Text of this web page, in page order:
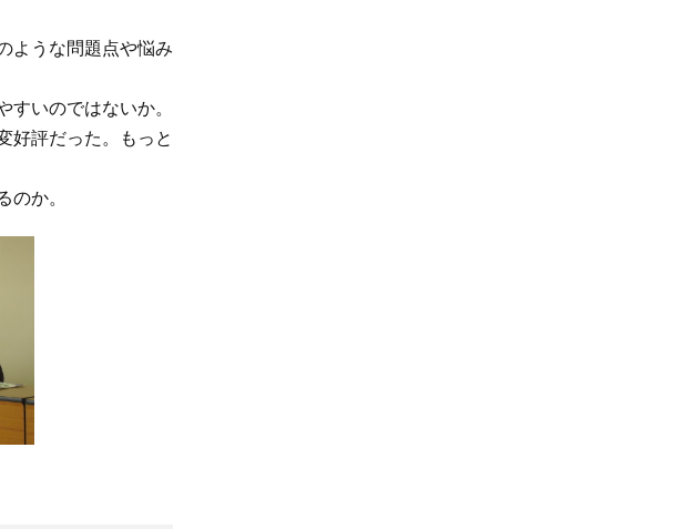
ような問題点や悩み
いのではないか。
好評だった。もっと
か。